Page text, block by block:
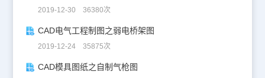
2019-12-30 36380次
CAD电气工程制图之弱电桥架图
2019-12-24 35875次
CAD模具图纸之自制气枪图